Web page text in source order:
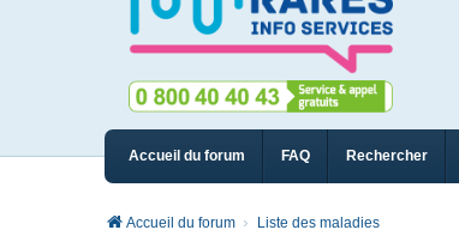
Accueil du forum FAQ Rechercher
Accueil du forum Liste des maladies